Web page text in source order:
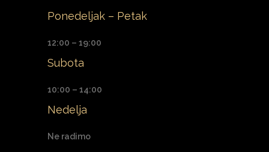
Ponedeljak – Petak
12:00 – 19:00
Subota
10:00 – 14:00
Nedelja
Ne radimo